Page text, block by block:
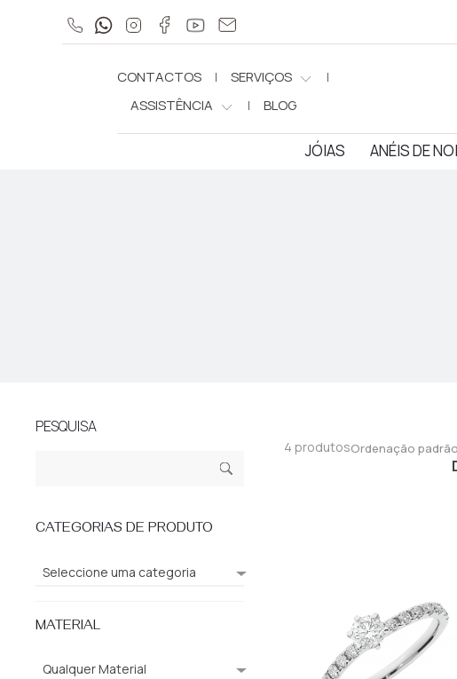
CONTACTOS
SERVIÇOS
ASSISTÊNCIA
BLOG
JÓIAS ANÉIS DE
Ordenação padrão
4 produtos
PESQUISA
Pesq
CATEGORIAS DE PRODUTO
Seleccione uma categoria
MATERIAL
Qualquer Material